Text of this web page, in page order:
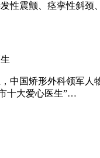
性震颤、痉挛性斜
中国矫形外科领军人
十大爱心医生”…